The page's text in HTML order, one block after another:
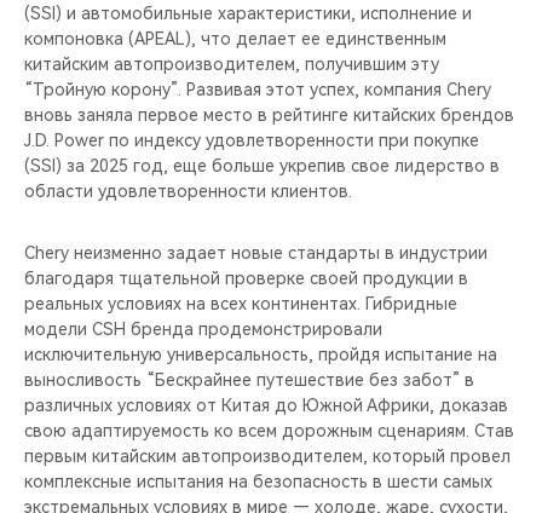
(SSI) и автомобильные характеристики, исполнение и
компоновка (APEAL), что делает ее единственным
китайским автопроизводителем, получившим эту
“Тройную корону”. Развивая этот успех, компания Chery
вновь заняла первое место в рейтинге китайских брендов
J.D. Power по индексу удовлетворенности при покупке
(SSI) за 2025 год, еще больше укрепив свое лидерство в
области удовлетворенности клиентов.
Chery неизменно задает новые стандарты в индустрии
благодаря тщательной проверке своей продукции в
реальных условиях на всех континентах. Гибридные
модели CSH бренда продемонстрировали
исключительную универсальность, пройдя испытание на
выносливость “Бескрайнее путешествие без забот” в
различных условиях от Китая до Южной Африки, доказав
свою адаптируемость ко всем дорожным сценариям. Став
первым китайским автопроизводителем, который провел
комплексные испытания на безопасность в шести самых
экстремальных условиях в мире — холоде, жаре, сухости,